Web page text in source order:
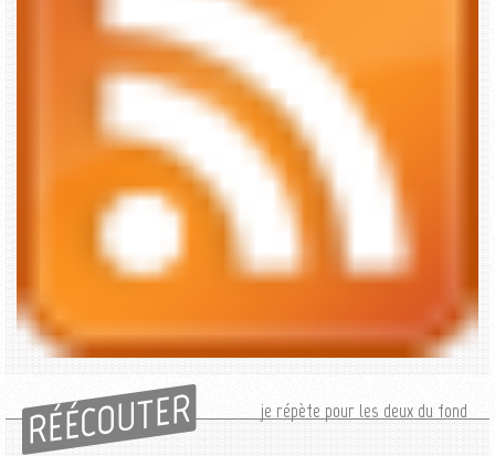
RÉÉCOUTER je répète pour les deux du fond